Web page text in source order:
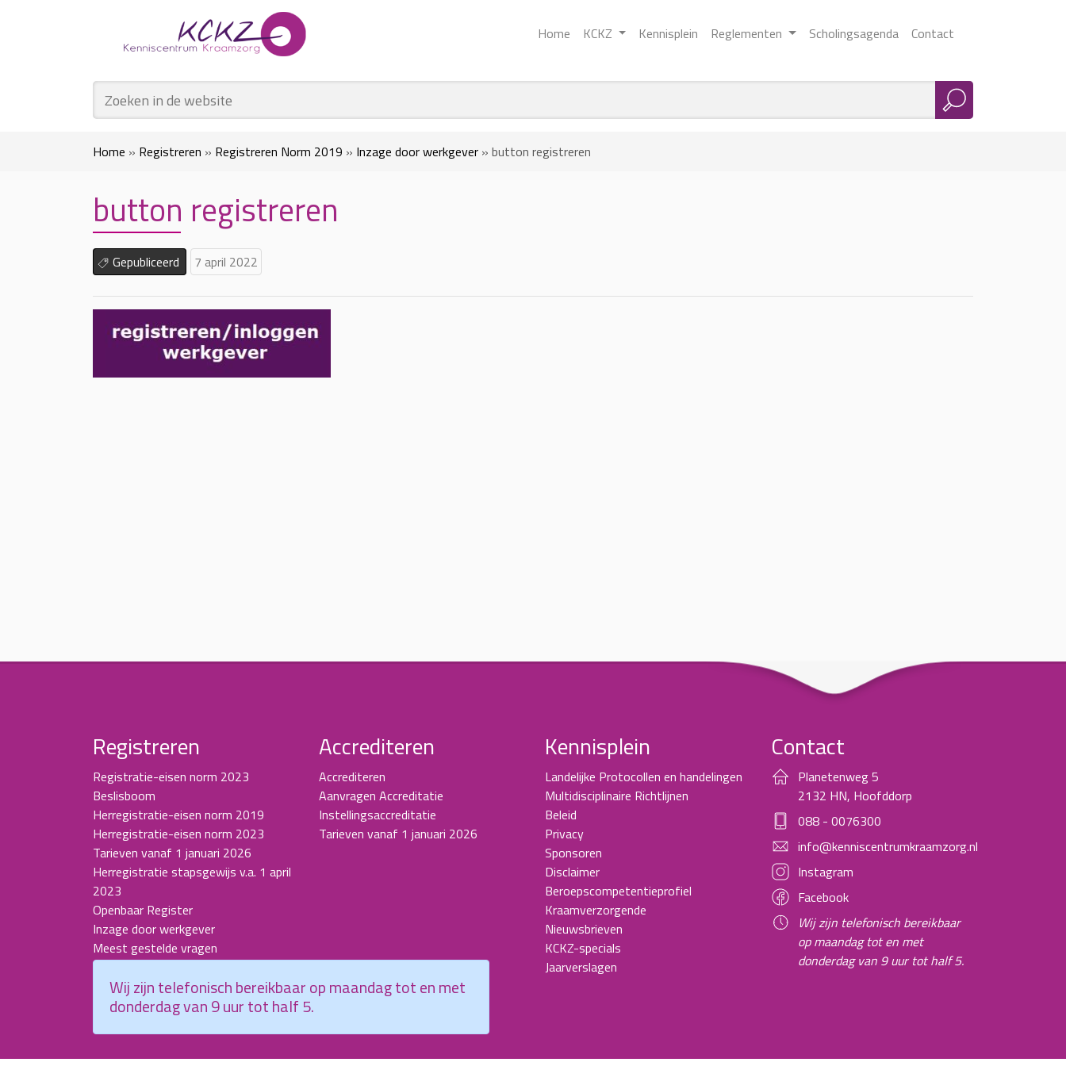
Home KCKZ Kennisplein Reglementen Scholingsagenda Contact
Home » Registreren » Registreren Norm 2019 » Inzage door werkgever » button registreren
button registreren
Gepubliceerd 7 april 2022
Registreren
Registratie-eisen norm 2023
Beslisboom
Herregistratie-eisen norm 2019
Herregistratie-eisen norm 2023
Tarieven vanaf 1 januari 2026
Herregistratie stapsgewijs v.a. 1 april
2023
Openbaar Register
Inzage door werkgever
Meest gestelde vragen
Accrediteren
Accrediteren
Aanvragen Accreditatie
Instellingsaccreditatie
Tarieven vanaf 1 januari 2026
Kennisplein
Landelijke Protocollen en handelingen
Multidisciplinaire Richtlijnen
Beleid
Privacy
Sponsoren
Disclaimer
Beroepscompetentieprofiel
Kraamverzorgende
Nieuwsbrieven
KCKZ-specials
Jaarverslagen
Contact
Planetenweg 5
2132 HN, Hoofddorp
088 - 0076300
info@kenniscentrumkraamzorg.nl
Instagram
Facebook
Wij zijn telefonisch bereikbaar
op maandag tot en met
donderdag van 9 uur tot half 5.
Wij zijn telefonisch bereikbaar op maandag tot en met
donderdag van 9 uur tot half 5.